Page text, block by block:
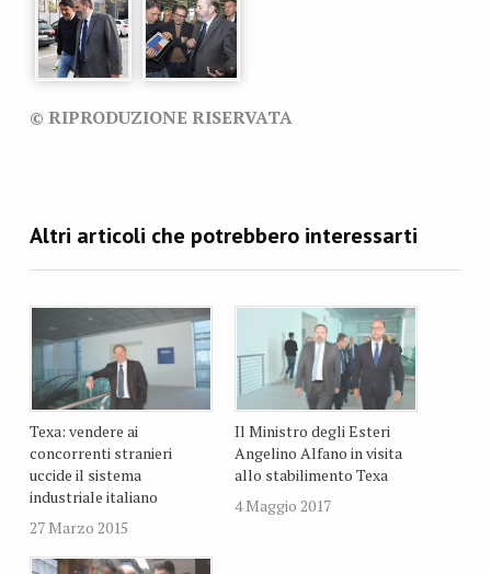
© RIPRODUZIONE RISERVATA
Texa: vendere ai
concorrenti stranieri
uccide il sistema
industriale italiano
27 Marzo 2015
Il Ministro degli Esteri
Angelino Alfano in visita
allo stabilimento Texa
4 Maggio 2017